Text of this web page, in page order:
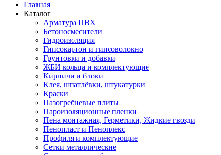
Главная
Каталог
Арматура ПВХ
Бетоносмесители
Гидроизоляция
Гипсокартон и гипсоволокно
Грунтовки и добавки
ЖБИ кольца и комплектующие
Кирпичи и блоки
Клея, шпатлёвки, штукатурки
Краски
Пазогребневые плиты
Пароизоляционные пленки
Пена монтажная, Герметики, Жидкие гвозди
Пенопласт и Пеноплекс
Профиля и комплектующие
Сетки металлические